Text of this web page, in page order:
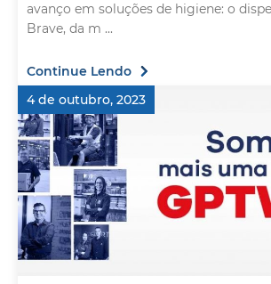
avanço em soluções de higiene: o
Brave, da m ...
Continue Lendo
4 de outubro, 2023